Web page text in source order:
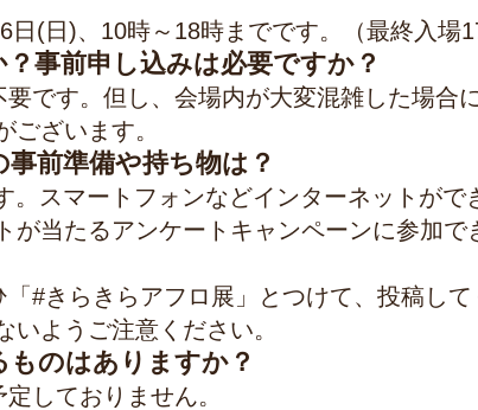
6日(日)、10時～18時までです。（最終入場
事前申し込みは必要ですか？
要です。但し、会場内が大変混雑した場合
ございます。
前準備や持ち物は？
。スマートフォンなどインターネットがで
当たるアンケートキャンペーンに参加で
「#きらきらアフロ展」とつけて、投稿し
ようご注意ください。
のはありますか？
しておりません。